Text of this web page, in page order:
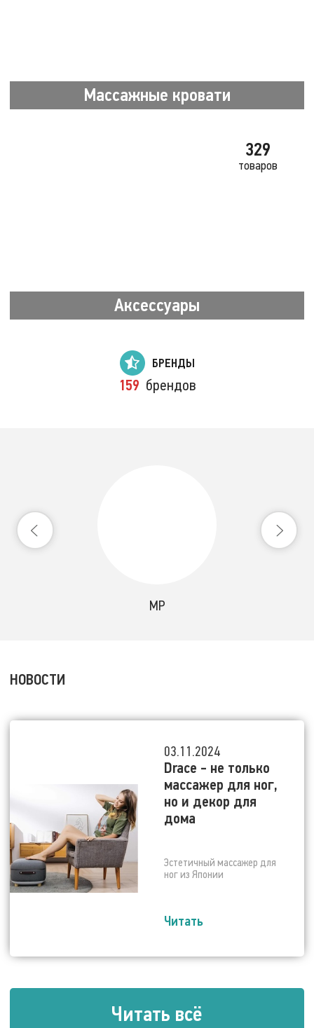
Массажные кровати
329
товаров
Аксессуары
БРЕНДЫ
159 брендов
MP
НОВОСТИ
03.11.2024
Drace - не только
массажер для ног,
но и декор для
дома
Эстетичный массажер для
ног из Японии
Читать
Читать всё